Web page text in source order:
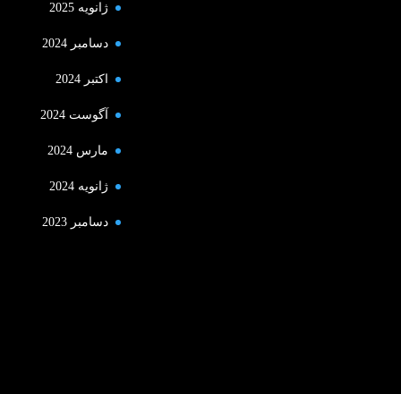
ژانویه 2025
دسامبر 2024
اکتبر 2024
آگوست 2024
مارس 2024
ژانویه 2024
دسامبر 2023